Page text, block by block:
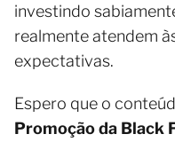
investindo
realmente atendem
expectativas.
Espero que o
Promoção da Black